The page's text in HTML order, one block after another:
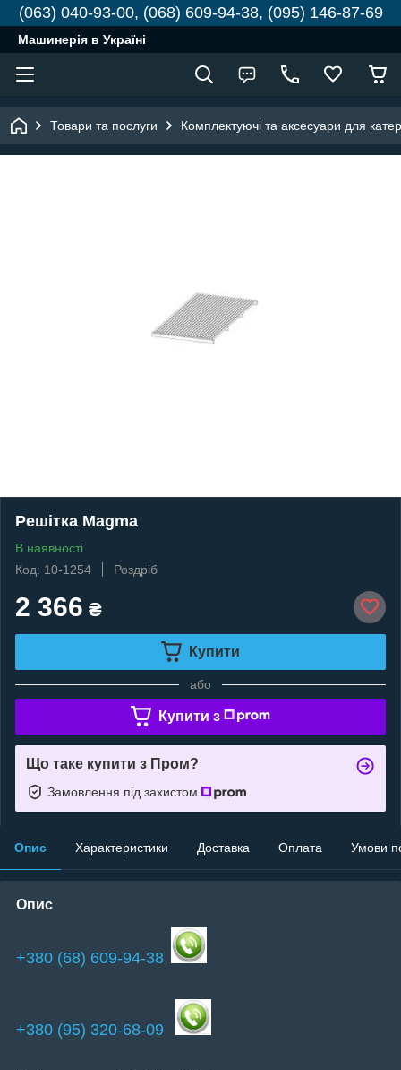
(063) 040-93-00, (068) 609-94-38, (095) 146-87-69
Машинерія в Україні
Товари та послуги Комплектуючі та аксесуари для
Решітка Magma
В наявності
Код: 10-1254
Роздріб
2 366 ₴
Купити
або
Купити з
Що таке купити з Пром?
Замовлення під захистом
Опис Характеристики Доставка Оплата Умови
Опис
+380 (68) 609-94-38
+380 (95) 320-68-09